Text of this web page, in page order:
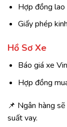
Hợp đồng lao
Giấy phép
Hồ Sơ Xe
Báo giá xe
Hợp đồng
📌 Ngân hàng
suất vay.